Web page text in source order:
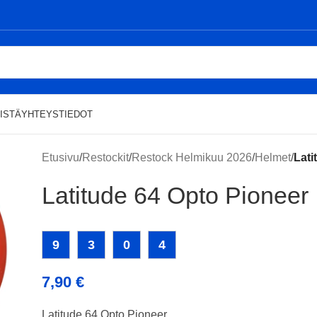
YHTEYSTIEDOT
Etusivu/Restockit/Restock Helmikuu 2026/Helmet/
Latitude 64 Opto Pioneer
9 3 0 4
7,90 €
Latitude 64 Opto Pioneer